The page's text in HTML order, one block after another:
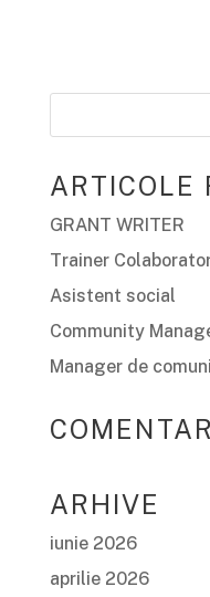
ARTICOLE
GRANT WRITER
Trainer
Asistent social
Community
Manager de
ARHIVE
iunie 2026
aprilie 2026